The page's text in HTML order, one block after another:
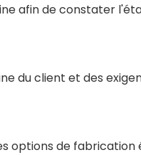
afin de constater
du client et des
options de fabrication